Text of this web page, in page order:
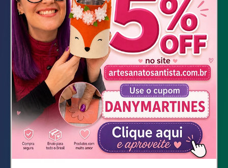
Marcador preto, rosa e verde claro
Esmalte branco
Pincel de maquiagem
Blush
Cola de silicone líquida
Cola quente
Tesoura
Baixar Molde